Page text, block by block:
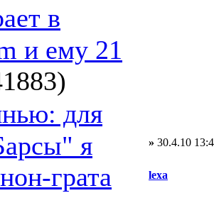
в
и ему 21
для
я
грата
» 30.4.10
lexa